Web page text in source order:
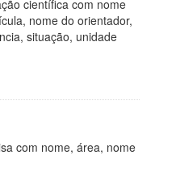
científica com nome
nome do orientador,
situação, unidade
com nome, área, nome